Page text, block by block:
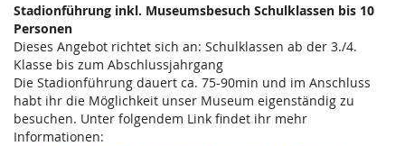
Stadionführung inkl. Museumsbesuch Schulklassen bis 10
Personen
Dieses Angebot richtet sich an: Schulklassen ab der 3./4.
Klasse bis zum Abschlussjahrgang
Die Stadionführung dauert ca. 75-90min und im Anschluss
habt ihr die Möglichkeit unser Museum eigenständig zu
besuchen. Unter folgendem Link findet ihr mehr
Informationen: